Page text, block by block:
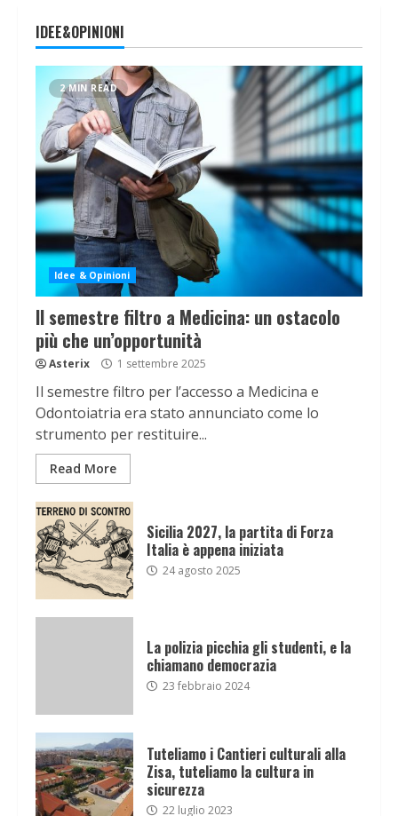
IDEE&OPINIONI
2 MIN READ
Idee & Opinioni
Il semestre filtro a Medicina: un ostacolo
più che un’opportunità
Asterix 1 settembre 2025
Il semestre filtro per l’accesso a Medicina e
Odontoiatria era stato annunciato come lo
strumento per restituire...
Read More
Sicilia 2027, la partita di Forza
Italia è appena iniziata
24 agosto 2025
La polizia picchia gli studenti, e la
chiamano democrazia
23 febbraio 2024
Tuteliamo i Cantieri culturali alla
Zisa, tuteliamo la cultura in
sicurezza
22 luglio 2023